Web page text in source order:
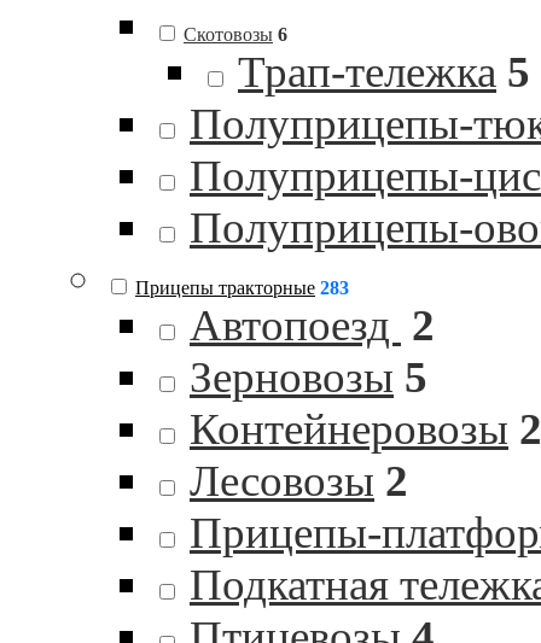
Скотовозы 6
Трап-тележка 5
Полуприцепы-
Полуприцепы-
Полуприцепы-
Прицепы тракторные 283
Автопоезд 2
Зерновозы 5
Контейнеровозы 2
Лесовозы 2
Прицепы-
Подкатная